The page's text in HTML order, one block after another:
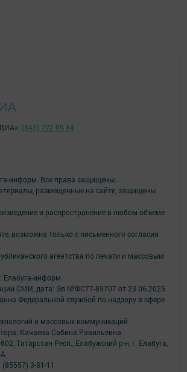
информ. Все права защищены.
размещенные на сайте, защищены
и распространение в любом объеме
возможна только с письменного согласия
агентства по печати и массовым
информ
СМИ, дата: Эл №ФС77-89707 от 23.06.2025
Федеральной службой по надзору в сфере
и массовых коммуникаций
Качаева Сабина Равильевна
Татарстан Респ., Елабужский р-н, г. Елабуга,
3-81-11
(843) 222 09 84